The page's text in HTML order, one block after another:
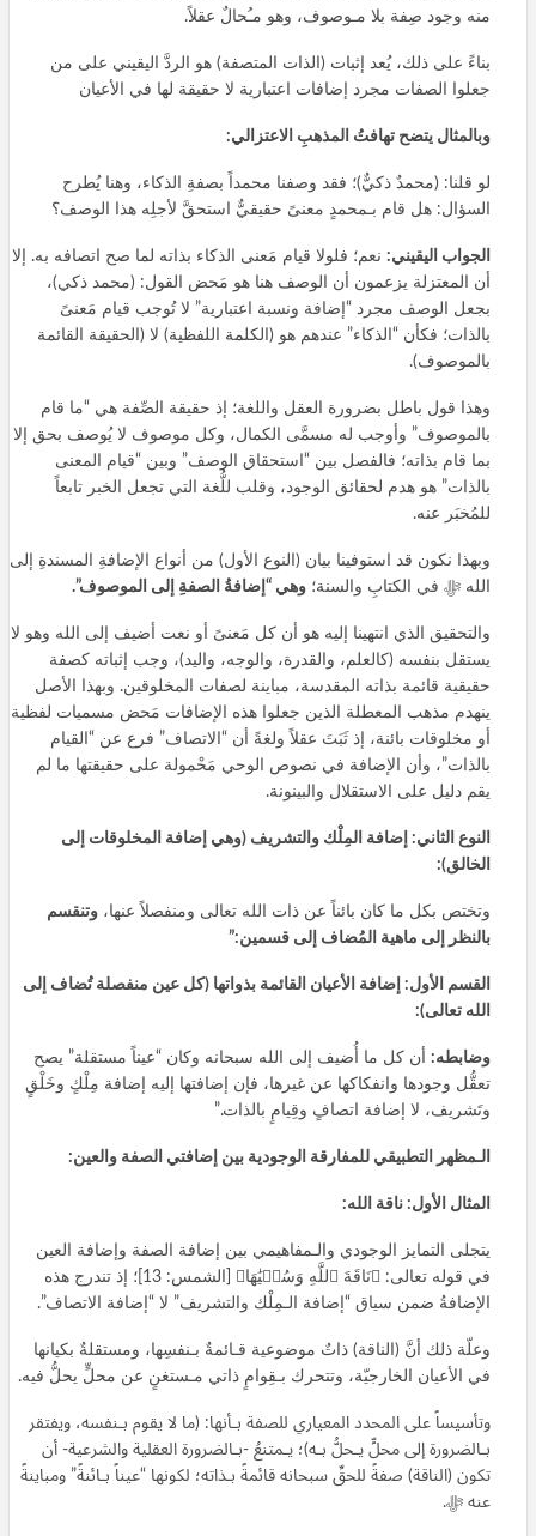
منه وجود صِفة بلا مـوصوف، وهو مـُحالٌ عقلاً.
بناءً على ذلك، يُعد إثبات (الذات المتصفة) هو الردَّ اليقيني على من
جعلوا الصفات مجرد إضافات اعتبارية لا حقيقة لها في الأعيان
وبالمثال يتضح تهافتُ المذهبِ الاعتزالي:
لو قلنا: (محمدٌ ذكيٌّ)؛ فقد وصفنا محمداً بصفةِ الذكاء، وهنا يُطرح
السؤال: هل قام بـمحمدٍ معنىً حقيقيٌّ استحقَّ لأجلِه هذا الوصف؟
الجواب اليقيني: نعم؛ فلولا قيام مَعنى الذكاء بذاته لما صح اتصافه به. إلا
أن المعتزلة يزعمون أن الوصف هنا هو مَحض القول: (محمد ذكي)،
بجعل الوصف مجرد “إضافة ونسبة اعتبارية” لا تُوجب قيام مَعنىً
بالذات؛ فكأن “الذكاء” عندهم هو (الكلمة اللفظية) لا (الحقيقة القائمة
بالموصوف).
وهذا قول باطل بضرورة العقل واللغة؛ إذ حقيقة الصِّفة هي “ما قام
بالموصوف” وأوجب له مسمَّى الكمال، وكل موصوف لا يُوصف بحق إلا
بما قام بذاته؛ فالفصل بين “استحقاق الوصف” وبين “قيام المعنى
بالذات” هو هدم لحقائق الوجود، وقلب للُّغة التي تجعل الخبر تابعاً
للمُخبَر عنه.
وبهذا نكون قد استوفينا بيان (النوع الأول) من أنواع الإضافةِ المسندةِ إلى
الله ﷻ في الكتابِ والسنة؛ وهي “إضافةُ الصفةِ إلى الموصوف”.
والتحقيق الذي انتهينا إليه هو أن كل مَعنىً أو نعت أضيف إلى الله وهو لا
يستقل بنفسه (كالعلم، والقدرة، والوجه، واليد)، وجب إثباته كصفة
حقيقية قائمة بذاته المقدسة، مباينة لصفات المخلوقين. وبهذا الأصل
ينهدم مذهب المعطلة الذين جعلوا هذه الإضافات مَحض مسميات لفظية
أو مخلوقات بائنة، إذ ثَبَتَ عقلاً ولغةً أن “الاتصاف” فرع عن “القيام
بالذات”، وأن الإضافة في نصوص الوحي مَحْمولة على حقيقتها ما لم
يقم دليل على الاستقلال والبينونة.
النوع الثاني: إضافة المِلْك والتشريف (وهي إضافة المخلوقات إلى
الخالق):
وتختص بكل ما كان بائناً عن ذات الله تعالى ومنفصلاً عنها، وتنقسم
بالنظر إلى ماهية المُضاف إلى قسمين:”
القسم الأول: إضافة الأعيان القائمة بذواتها (كل عين منفصلة تُضاف إلى
الله تعالى):
وضابطه: أن كل ما أُضيف إلى الله سبحانه وكان “عيناً مستقلة” يصح
تعقُّل وجودها وانفكاكها عن غيرها، فإن إضافتها إليه إضافة مِلْكٍ وخَلْقٍ
وتَشريف، لا إضافة اتصافٍ وقِيامٍ بالذات.”
الـمظهر التطبيقي للمفارقة الوجودية بين إضافتي الصفة والعين:
المثال الأول: ناقة الله:
يتجلى التمايز الوجودي والـمفاهيمي بين إضافة الصفة وإضافة العين
في قوله تعالى: ﴿نَاقَةَ ٱللَّهِ وَسُقۡيَٰهَا﴾ [الشمس: 13]؛ إذ تندرج هذه
الإضافةُ ضمن سياق “إضافة الـمِلْك والتشريف” لا “إضافة الاتصاف”.
وعلّة ذلك أنَّ (الناقة) ذاتٌ موضوعية قـائمةٌ بـنفسِها، ومستقلةٌ بكيانها
في الأعيان الخارجيّة، وتتحرك بـقِوامٍ ذاتي مـستغنٍ عن محلٍّ يحلُّ فيه.
وتأسيساً على المحدد المعياري للصفة بـأنها: (ما لا يقوم بـنفسه، ويفتقر
بـالضرورة إلى محلٍّ يـحلُّ بـه)؛ يـمتنعُ -بـالضرورة العقلية والشرعية- أن
تكون (الناقة) صفةً للحقِّ سبحانه قائمةً بـذاته؛ لكونها “عيناً بـائنةً” ومباينةً
عنه ﷻ.